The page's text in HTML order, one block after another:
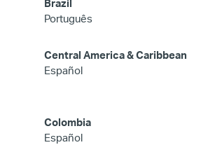
Brazil
Português
Central America & Caribbean
Español
Colombia
Español